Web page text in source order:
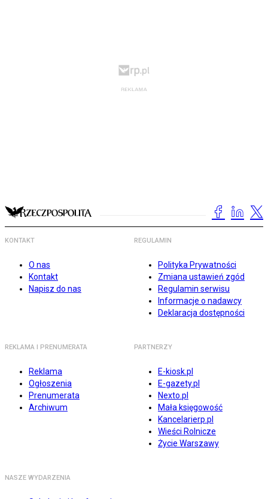
KONTAKT
O nas
Kontakt
Napisz do nas
REGULAMIN
Polityka Prywatności
Zmiana ustawień zgód
Regulamin serwisu
Informacje o nadawcy
Deklaracja dostępności
REKLAMA I PRENUMERATA
Reklama
Ogłoszenia
Prenumerata
Archiwum
PARTNERZY
E-kiosk.pl
E-gazety.pl
Nexto.pl
Mała księgowość
Kancelarierp.pl
Wieści Rolnicze
Życie Warszawy
NASZE WYDARZENIA